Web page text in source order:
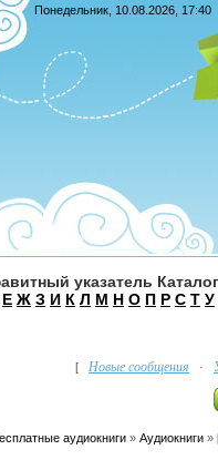
Понедельник, 10.08.2026, 17:40
указатель
Е Ж З И К Л М Н О П Р С Т У
[ Новые сообщения ·
аудиокниги » Аудиокниги »